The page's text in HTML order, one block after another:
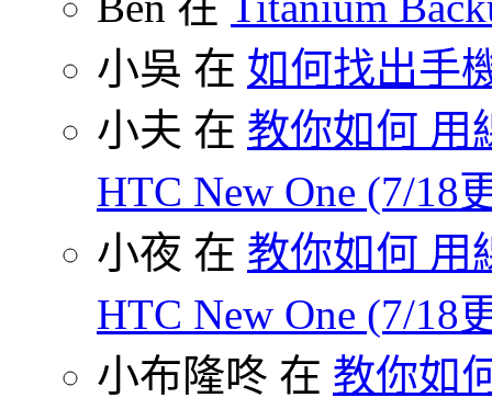
小吳 在 如何找出手
小夫 在 教你如何 用
HTC New One (7/18
小夜 在 教你如何 用
HTC New One (7/18
小布隆咚 在 教你如